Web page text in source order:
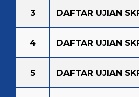
3 DAFTAR UJIAN
4 DAFTAR UJIAN
5 DAFTAR UJIAN